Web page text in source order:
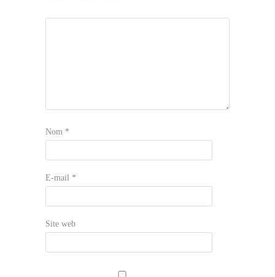
Nom *
E-mail *
Site web